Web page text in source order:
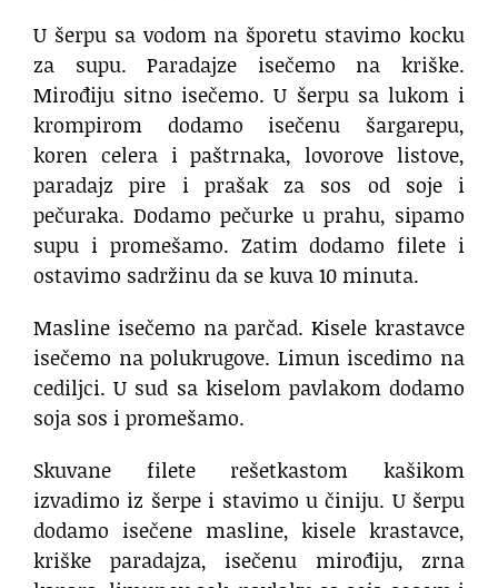
U šerpu sa vodom na šporetu stavimo kocku
za supu. Paradajze isečemo na kriške.
Mirođiju sitno isečemo. U šerpu sa lukom i
krompirom dodamo isečenu šargarepu,
koren celera i paštrnaka, lovorove listove,
paradajz pire i prašak za sos od soje i
pečuraka. Dodamo pečurke u prahu, sipamo
supu i promešamo. Zatim dodamo filete i
ostavimo sadržinu da se kuva 10 minuta.
Masline isečemo na parčad. Kisele krastavce
isečemo na polukrugove. Limun iscedimo na
cediljci. U sud sa kiselom pavlakom dodamo
soja sos i promešamo.
Skuvane filete rešetkastom kašikom
izvadimo iz šerpe i stavimo u činiju. U šerpu
dodamo isečene masline, kisele krastavce,
kriške paradajza, isečenu mirođiju, zrna